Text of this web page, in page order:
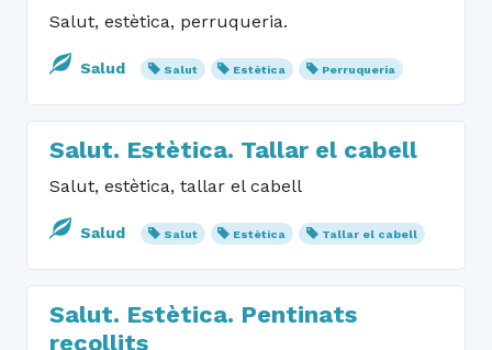
Salut, estètica, perruqueria.
Salud Salut Estètica Perruqueria
Salut. Estètica. Tallar el cabell
Salut, estètica, tallar el cabell
Salud Salut Estètica Tallar el cabell
Salut. Estètica. Pentinats
recollits